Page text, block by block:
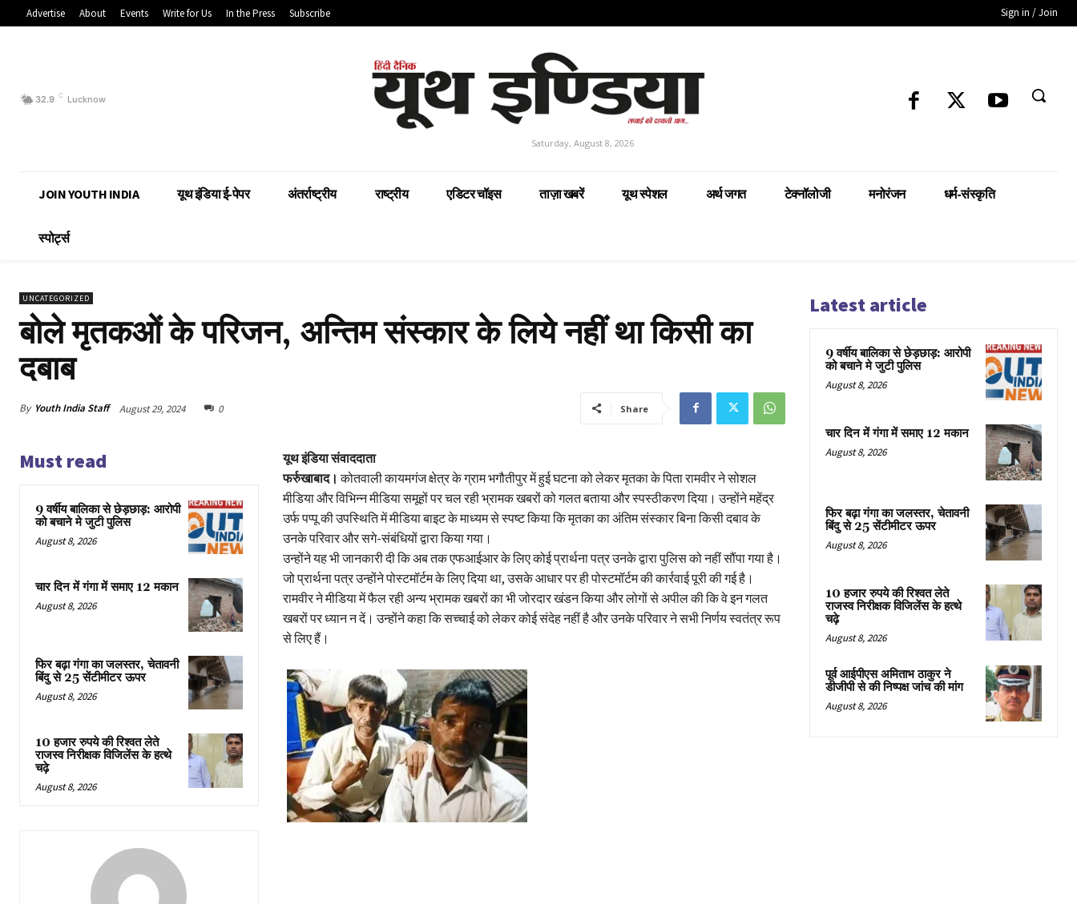
Advertise About Events Write for Us In the Press Subscribe Sign in / Join
32.9 C Lucknow
Saturday, August 8, 2026
JOIN YOUTH INDIA यूथ इंडिया ई-पेपर अंतर्राष्ट्रीय राष्ट्रीय एडिटर चॉइस ताज़ा खबरें यूथ स्पेशल अर्थ जगत टेक्नॉलोजी मनोरंजन धर्म-संस्कृति
स्पोर्ट्स
UNCATEGORIZED
बोले मृतकओं के परिजन, अन्तिम संस्कार के लिये नहीं था किसी का
दबाब
By Youth India Staff August 29, 2024 0 Share
Must read
9 वर्षीय बालिका से छेड़छाड़: आरोपी
को बचाने मे जुटी पुलिस
August 8, 2026
चार दिन में गंगा में समाए 12 मकान
August 8, 2026
फिर बढ़ा गंगा का जलस्तर, चेतावनी
बिंदु से 25 सेंटीमीटर ऊपर
August 8, 2026
10 हजार रुपये की रिश्वत लेते
राजस्व निरीक्षक विजिलेंस के हत्थे
चढ़े
August 8, 2026
यूथ इंडिया संवाददाता
फर्रुखाबाद। कोतवाली कायमगंज क्षेत्र के ग्राम भगौतीपुर में हुई घटना को लेकर मृतका के पिता रामवीर ने सोशल
मीडिया और विभिन्न मीडिया समूहों पर चल रही भ्रामक खबरों को गलत बताया और स्पस्ठीकरण दिया। उन्होंने महेंद्र
उर्फ पप्पू की उपस्थिति में मीडिया बाइट के माध्यम से स्पष्ट किया कि मृतका का अंतिम संस्कार बिना किसी दबाव के
उनके परिवार और सगे-संबंधियों द्वारा किया गया।
उन्होंने यह भी जानकारी दी कि अब तक एफआईआर के लिए कोई प्रार्थना पत्र उनके द्वारा पुलिस को नहीं सौंपा गया है।
जो प्रार्थना पत्र उन्होंने पोस्टमॉर्टम के लिए दिया था, उसके आधार पर ही पोस्टमॉर्टम की कार्रवाई पूरी की गई है।
रामवीर ने मीडिया में फैल रही अन्य भ्रामक खबरों का भी जोरदार खंडन किया और लोगों से अपील की कि वे इन गलत
खबरों पर ध्यान न दें। उन्होंने कहा कि सच्चाई को लेकर कोई संदेह नहीं है और उनके परिवार ने सभी निर्णय स्वतंत्र रूप
से लिए हैं।
Latest article
9 वर्षीय बालिका से छेड़छाड़: आरोपी
को बचाने मे जुटी पुलिस
August 8, 2026
चार दिन में गंगा में समाए 12 मकान
August 8, 2026
फिर बढ़ा गंगा का जलस्तर, चेतावनी
बिंदु से 25 सेंटीमीटर ऊपर
August 8, 2026
10 हजार रुपये की रिश्वत लेते
राजस्व निरीक्षक विजिलेंस के हत्थे
चढ़े
August 8, 2026
पूर्व आईपीएस अमिताभ ठाकुर ने
डीजीपी से की निष्पक्ष जांच की मांग
August 8, 2026